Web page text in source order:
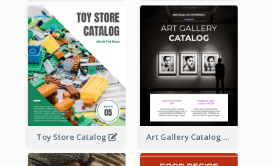
Toy Store Catalog Art Gallery Catalog